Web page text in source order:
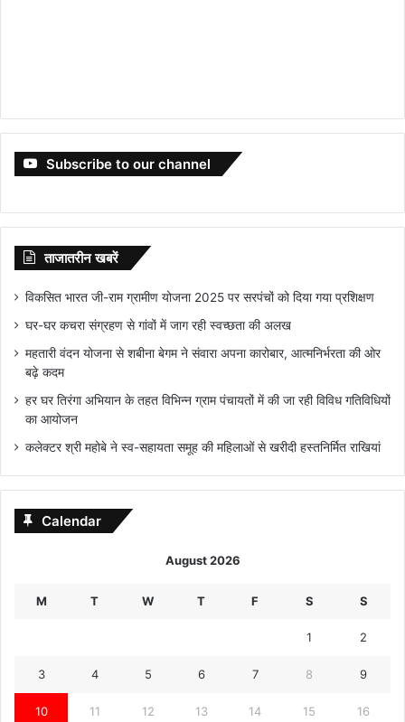
Subscribe to our channel
ताजातरीन खबरें
विकसित भारत जी-राम ग्रामीण योजना 2025 पर सरपंचों को दिया गया प्रशिक्षण
घर-घर कचरा संग्रहण से गांवों में जाग रही स्वच्छता की अलख
महतारी वंदन योजना से शबीना बेगम ने संवारा अपना कारोबार, आत्मनिर्भरता की ओर
बढ़े कदम
हर घर तिरंगा अभियान के तहत विभिन्न ग्राम पंचायतों में की जा रही विविध गतिविधियों
का आयोजन
कलेक्टर श्री महोबे ने स्व-सहायता समूह की महिलाओं से खरीदी हस्तनिर्मित राखियां
Calendar
August 2026
M T W T F S S
1 2
3 4 5 6 7 8 9
10 11 12 13 14 15 16